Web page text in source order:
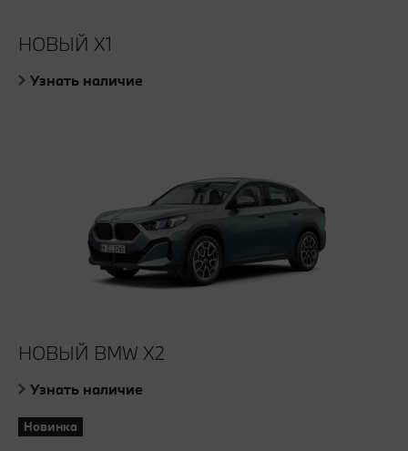
НОВЫЙ X1
Узнать наличие
НОВЫЙ BMW Х2
Узнать наличие
Новинка